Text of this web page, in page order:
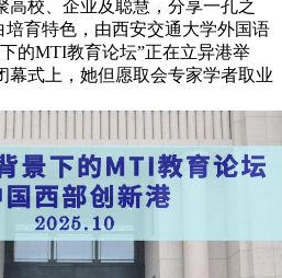
高校、企业及聪慧，分享一孔之
育特色，由西安交通大学外国语
的MTI教育论坛”正在立异港举
幕式上，她但愿取会专家学者取业